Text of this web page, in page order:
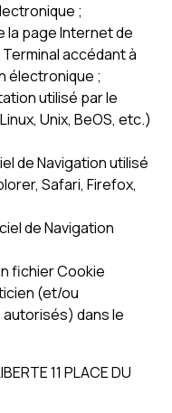
;
la page Internet de
accédant à
électronique ;
utilisé par le
Unix, BeOS, etc.)
de Navigation utilisé
Safari, Firefox,
de Navigation
fichier Cookie
(et/ou
dans le
11 PLACE DU